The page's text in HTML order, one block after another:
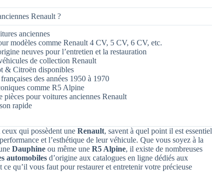
Renault ?
anciennes
modèles comme Renault 4 CV, 5 CV, 6 CV, etc.
neuves pour l’entretien et la restauration
de collection Renault
& Citroën disponibles
des années 1950 à 1970
comme R5 Alpine
pièces pour voitures anciennes Renault
rapide
qui possèdent une Renault, savent à quel point il est essentiel
et l’esthétique de leur véhicule. Que vous soyez à la
Dauphine ou même une R5 Alpine, il existe de nombreuses
automobiles d’origine aux catalogues en ligne dédiés aux
qu’il vous faut pour restaurer et entretenir votre précieuse